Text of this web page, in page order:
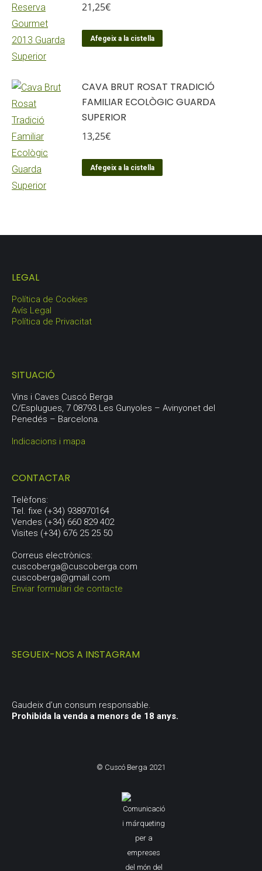
21,25€
Afegeix a la cistella
CAVA BRUT ROSAT TRADICIÓ
FAMILIAR ECOLÒGIC GUARDA
SUPERIOR
13,25€
Afegeix a la cistella
LEGAL
Política de Cookies
Avís Legal
Política de Privacitat
SITUACIÓ
Vins i Caves Cuscó Berga
C/Esplugues, 7 08793 Les Gunyoles – Avinyonet del
Penedés – Barcelona.
Indicacions i mapa
CONTACTAR
Telèfons:
Tel. fixe (+34) 938970164
Vendes (+34) 660 829 402
Visites (+34) 676 25 25 50
Correus electrònics:
cuscoberga@cuscoberga.com
cuscoberga@gmail.com
Enviar formulari de contacte
SEGUEIX-NOS A INSTAGRAM
Gaudeix d’un consum responsable.
Prohibida la venda a menors de 18 anys.
© Cuscó Berga 2021